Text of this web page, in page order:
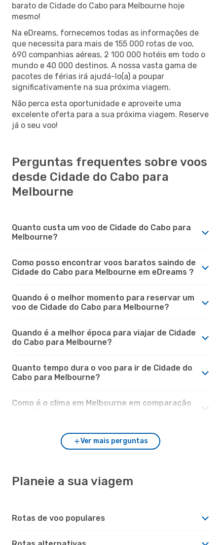
barato de Cidade do Cabo para Melbourne hoje
mesmo!
Na eDreams, fornecemos todas as informações de
que necessita para mais de 155 000 rotas de voo,
690 companhias aéreas, 2 100 000 hotéis em todo o
mundo e 40 000 destinos. A nossa vasta gama de
pacotes de férias irá ajudá-lo(a) a poupar
significativamente na sua próxima viagem.
Não perca esta oportunidade e aproveite uma
excelente oferta para a sua próxima viagem. Reserve
já o seu voo!
Perguntas frequentes sobre voos
desde Cidade do Cabo para
Melbourne
Quanto custa um voo de Cidade do Cabo para
Melbourne?
Como posso encontrar voos baratos saindo de
Cidade do Cabo para Melbourne em eDreams ?
Quando é o melhor momento para reservar um
voo de Cidade do Cabo para Melbourne?
Quando é a melhor época para viajar de Cidade
do Cabo para Melbourne?
Quanto tempo dura o voo para ir de Cidade do
Cabo para Melbourne?
Como é o clima em Melbourne em comparação
Ver mais perguntas
Planeie a sua viagem
Rotas de voo populares